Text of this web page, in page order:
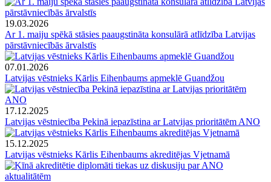
19.03.2026
Ar 1. maiju spēkā stāsies paaugstināta konsulārā atlīdzība Latvijas
pārstāvniecībās ārvalstīs
07.01.2026
Latvijas vēstnieks Kārlis Eihenbaums apmeklē Guandžou
17.12.2025
Latvijas vēstniecība Pekinā iepazīstina ar Latvijas prioritātēm ANO
15.12.2025
Latvijas vēstnieks Kārlis Eihenbaums akreditējas Vjetnamā